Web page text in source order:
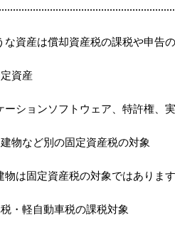
な資産は償却資産税の課税や申告
資産
ーションソフトウェア、特許権、
物など別の固定資産税の対象
物は固定資産税の対象ではありま
・軽自動車税の課税対象